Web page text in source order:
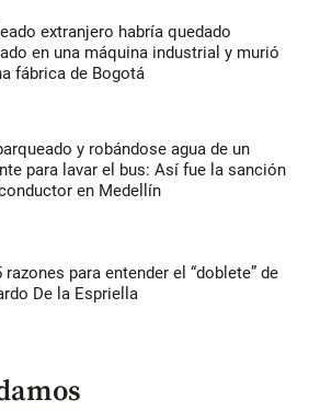
extranjero habría quedado
en una máquina industrial y murió
fábrica de Bogotá
y robándose agua de un
para lavar el bus: Así fue la sanción
en Medellín
razones para entender el “doblete” de
De la Espriella